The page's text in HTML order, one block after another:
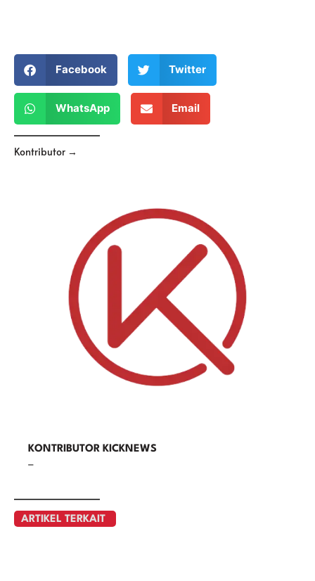
Facebook Twitter
WhatsApp Email
Kontributor →
KONTRIBUTOR KICKNEWS
–
ARTIKEL TERKAIT